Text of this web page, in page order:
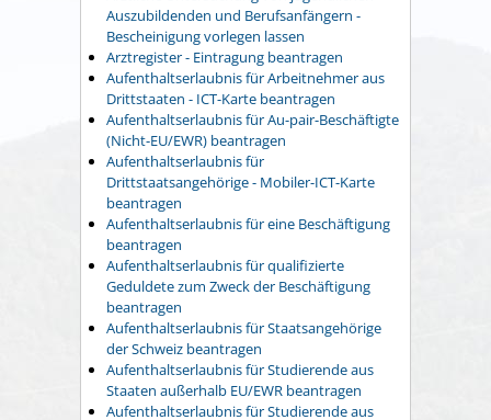
Auszubildenden und Berufsanfängern -
Bescheinigung vorlegen lassen
Arztregister - Eintragung beantragen
Aufenthaltserlaubnis für Arbeitnehmer aus
Drittstaaten - ICT-Karte beantragen
Aufenthaltserlaubnis für Au-pair-Beschäftigte
(Nicht-EU/EWR) beantragen
Aufenthaltserlaubnis für
Drittstaatsangehörige - Mobiler-ICT-Karte
beantragen
Aufenthaltserlaubnis für eine Beschäftigung
beantragen
Aufenthaltserlaubnis für qualifizierte
Geduldete zum Zweck der Beschäftigung
beantragen
Aufenthaltserlaubnis für Staatsangehörige
der Schweiz beantragen
Aufenthaltserlaubnis für Studierende aus
Staaten außerhalb EU/EWR beantragen
Aufenthaltserlaubnis für Studierende aus